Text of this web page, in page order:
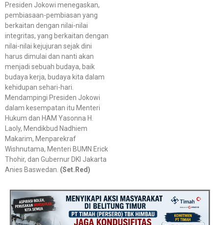
Presiden Jokowi menegaskan,
pembiasaan-pembiasan yang
berkaitan dengan nilai-nilai
integritas, yang berkaitan dengan
nilai-nilai kejujuran sejak dini
harus dimulai dan nanti akan
menjadi sebuah budaya, baik
budaya kerja, budaya kita dalam
kehidupan sehari-hari.
Mendampingi Presiden Jokowi
dalam kesempatan itu Menteri
Hukum dan HAM Yasonna H.
Laoly, Mendikbud Nadhiem
Makarim, Menparekraf
Wishnutama, Menteri BUMN Erick
Thohir, dan Gubernur DKI Jakarta
Anies Baswedan. (Set.Red)